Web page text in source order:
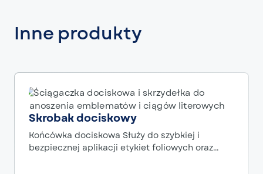
Inne produkty
Skrobak dociskowy
Końcówka dociskowa Służy do szybkiej i
bezpiecznej aplikacji etykiet foliowych oraz